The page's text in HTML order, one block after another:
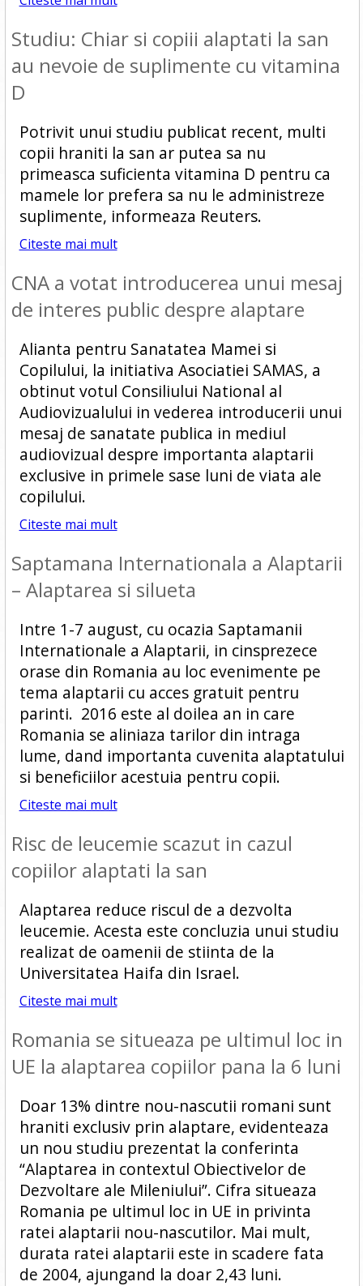
Studiu: Chiar si copiii alaptati la san
au nevoie de suplimente cu vitamina
D
Potrivit unui studiu publicat recent, multi
copii hraniti la san ar putea sa nu
primeasca suficienta vitamina D pentru ca
mamele lor prefera sa nu le administreze
suplimente, informeaza Reuters.
Citeste mai mult
CNA a votat introducerea unui mesaj
de interes public despre alaptare
Alianta pentru Sanatatea Mamei si
Copilului, la initiativa Asociatiei SAMAS, a
obtinut votul Consiliului National al
Audiovizualului in vederea introducerii unui
mesaj de sanatate publica in mediul
audiovizual despre importanta alaptarii
exclusive in primele sase luni de viata ale
copilului.
Citeste mai mult
Saptamana Internationala a Alaptarii
– Alaptarea si silueta
Intre 1-7 august, cu ocazia Saptamanii
Internationale a Alaptarii, in cinsprezece
orase din Romania au loc evenimente pe
tema alaptarii cu acces gratuit pentru
parinti. 2016 este al doilea an in care
Romania se aliniaza tarilor din intraga
lume, dand importanta cuvenita alaptatului
si beneficiilor acestuia pentru copii.
Citeste mai mult
Risc de leucemie scazut in cazul
copiilor alaptati la san
Alaptarea reduce riscul de a dezvolta
leucemie. Acesta este concluzia unui studiu
realizat de oamenii de stiinta de la
Universitatea Haifa din Israel.
Citeste mai mult
Romania se situeaza pe ultimul loc in
UE la alaptarea copiilor pana la 6 luni
Doar 13% dintre nou-nascutii romani sunt
hraniti exclusiv prin alaptare, evidenteaza
un nou studiu prezentat la conferinta
“Alaptarea in contextul Obiectivelor de
Dezvoltare ale Mileniului”. Cifra situeaza
Romania pe ultimul loc in UE in privinta
ratei alaptarii nou-nascutilor. Mai mult,
durata ratei alaptarii este in scadere fata
de 2004, ajungand la doar 2,43 luni.